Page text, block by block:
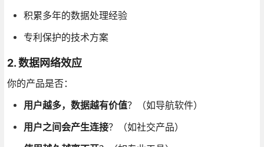
积累多年的数据处理经验
专利保护的技术方案
2. 数据网络效应
你的产品是否：
用户越多，数据越有价值？（如导航软件）
用户之间会产生连接？（如社交产品）